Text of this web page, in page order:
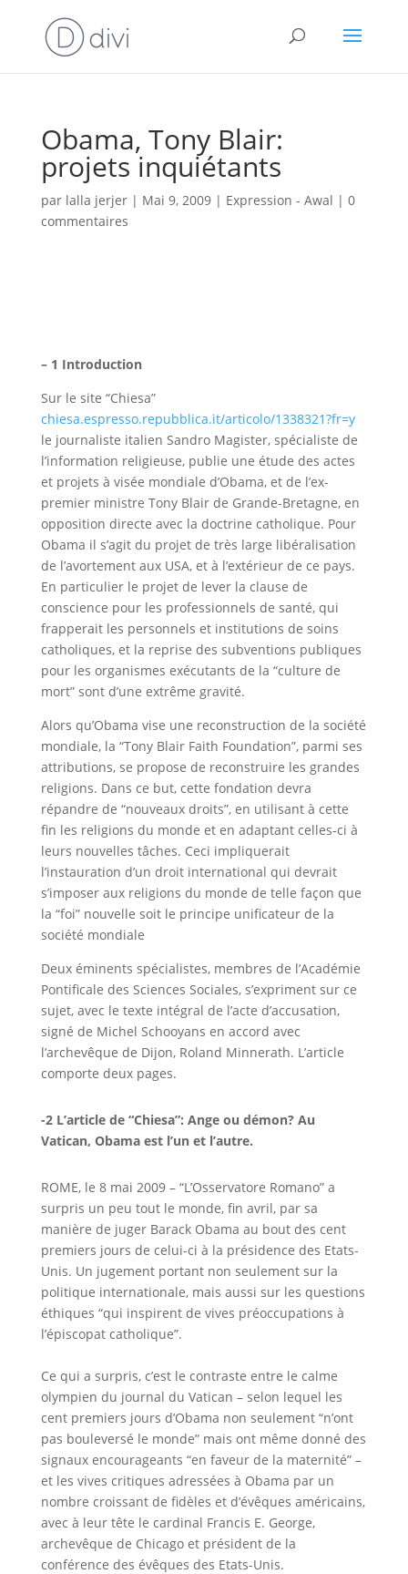
Obama, Tony Blair:
projets inquiétants
par lalla jerjer| Mai 9, 2009| Expression - Awal | 0
commentaires
– 1 Introduction
Sur le site “Chiesa”
chiesa.espresso.repubblica.it/articolo/1338321?fr=y
le journaliste italien Sandro Magister, spécialiste de
l’information religieuse, publie une étude des actes
et projets à visée mondiale d’Obama, et de l’ex-
premier ministre Tony Blair de Grande-Bretagne, en
opposition directe avec la doctrine catholique. Pour
Obama il s’agit du projet de très large libéralisation
de l’avortement aux USA, et à l’extérieur de ce pays.
En particulier le projet de lever la clause de
conscience pour les professionnels de santé, qui
frapperait les personnels et institutions de soins
catholiques, et la reprise des subventions publiques
pour les organismes exécutants de la “culture de
mort” sont d’une extrême gravité.
Alors qu’Obama vise une reconstruction de la société
mondiale, la “Tony Blair Faith Foundation”, parmi ses
attributions, se propose de reconstruire les grandes
religions. Dans ce but, cette fondation devra
répandre de “nouveaux droits”, en utilisant à cette
fin les religions du monde et en adaptant celles-ci à
leurs nouvelles tâches. Ceci impliquerait
l’instauration d’un droit international qui devrait
s’imposer aux religions du monde de telle façon que
la “foi” nouvelle soit le principe unificateur de la
société mondiale
Deux éminents spécialistes, membres de l’Académie
Pontificale des Sciences Sociales, s’expriment sur ce
sujet, avec le texte intégral de l’acte d’accusation,
signé de Michel Schooyans en accord avec
l’archevêque de Dijon, Roland Minnerath. L’article
comporte deux pages.
-2 L’article de “Chiesa”: Ange ou démon? Au
Vatican, Obama est l’un et l’autre.
ROME, le 8 mai 2009 – “L’Osservatore Romano” a
surpris un peu tout le monde, fin avril, par sa
manière de juger Barack Obama au bout des cent
premiers jours de celui-ci à la présidence des Etats-
Unis. Un jugement portant non seulement sur la
politique internationale, mais aussi sur les questions
éthiques “qui inspirent de vives préoccupations à
l’épiscopat catholique”.
Ce qui a surpris, c’est le contraste entre le calme
olympien du journal du Vatican – selon lequel les
cent premiers jours d’Obama non seulement “n’ont
pas bouleversé le monde” mais ont même donné des
signaux encourageants “en faveur de la maternité” –
et les vives critiques adressées à Obama par un
nombre croissant de fidèles et d’évêques américains,
avec à leur tête le cardinal Francis E. George,
archevêque de Chicago et président de la
conférence des évêques des Etats-Unis.